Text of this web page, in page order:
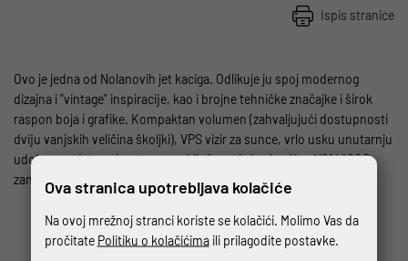
Ispis stranice
Ovo je jedna od Nolanovih jet kaciga. Odlikuje ju spoj modernog
dizajna i "vintage" inspiracije, kao i brojne tehničke značajke i širok
raspon boja i grafike. Kompaktan volumen (zahvaljujući dostupnosti
dviju vanjskih veličina školjki), VPS vizir za sunce, vrlo usku unutarnju
udobnu podstavu i prsten za zaključavanje kacige čine N21 VISOR
zanimljivim proizvodom za sektore skutera i motornog turizma.
Ova stranica upotrebljava kolačiće
Na ovoj mrežnoj stranci koriste se kolačići. Molimo Vas da
pročitate Politiku o kolačićimaili prilagodite postavke.